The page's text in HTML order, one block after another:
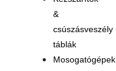
&
csúszásveszély
táblák
Mosogatógépek